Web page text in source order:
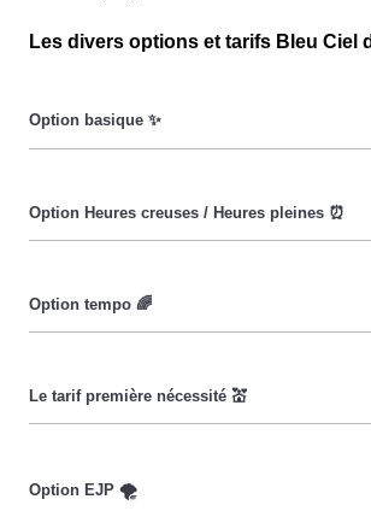
Les divers options et tarifs Bleu Ciel
date, ni de l'heure, que ce soit en à
Lauw est réduit. ⚡
Lauwois à réduire leur consommation
par an, lorsque le prix du kiloWatt est
pour les consommateurs Lauwois